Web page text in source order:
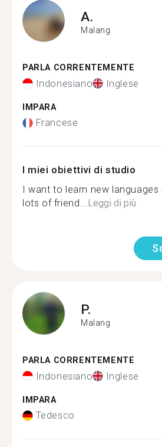
A.
Malang
PARLA CORRENTEMENTE
Indonesiano Inglese
IMPARA
Francese
I miei obiettivi di studio
I want to learn new languages
lots of friend...Leggi di più
P.
Malang
PARLA CORRENTEMENTE
Indonesiano Inglese
IMPARA
Tedesco